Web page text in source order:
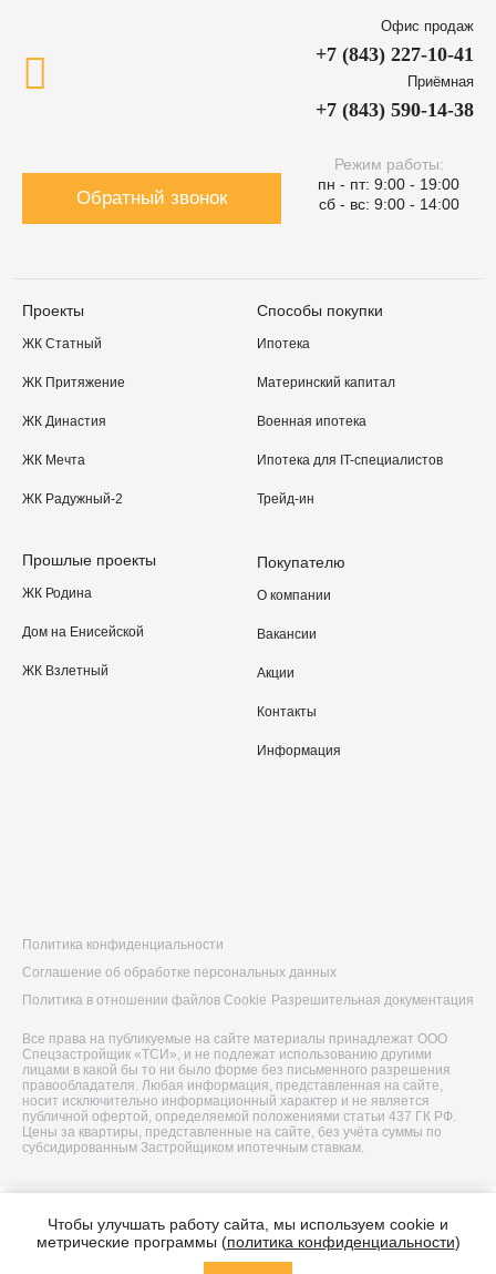
Офис продаж
+7 (843) 227-10-41
Приёмная
+7 (843) 590-14-38
Обратный звонок
Режим работы:
пн - пт: 9:00 - 19:00
сб - вс: 9:00 - 14:00
Проекты
ЖК Статный
ЖК Притяжение
ЖК Династия
ЖК Мечта
ЖК Радужный-2
Прошлые проекты
ЖК Родина
Дом на Енисейской
ЖК Взлетный
Способы покупки
Ипотека
Материнский капитал
Военная ипотека
Ипотека для IT-специалистов
Трейд-ин
Покупателю
О компании
Вакансии
Акции
Контакты
Информация
Политика конфиденциальности
Соглашение об обработке персональных данных
Политика в отношении файлов Cookie Разрешительная документация
Все права на публикуемые на сайте материалы принадлежат ООО
Спецзастройщик «ТСИ», и не подлежат использованию другими
лицами в какой бы то ни было форме без письменного разрешения
правообладателя. Любая информация, представленная на сайте,
носит исключительно информационный характер и не является
публичной офертой, определяемой положениями статьи 437 ГК РФ.
Цены за квартиры, представленные на сайте, без учёта суммы по
субсидированным Застройщиком ипотечным ставкам.
Построено в
Чтобы улучшать работу сайта, мы используем cookie и
метрические программы (политика конфиденциальности)